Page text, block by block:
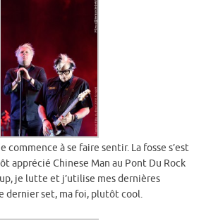
commence à se faire sentir. La fosse s’est
apprécié Chinese Man au Pont Du Rock
je lutte et j’utilise mes dernières
dernier set, ma foi, plutôt cool.